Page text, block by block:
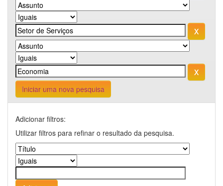
Iniciar uma nova pesquisa
Adicionar filtros:
Utilizar filtros para refinar o resultado da pesquisa.